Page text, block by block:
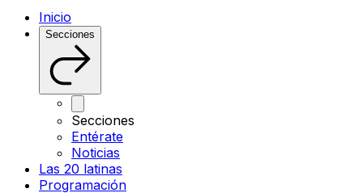
Inicio
Secciones
Secciones
Entérate
Noticias
Las 20 latinas
Programación